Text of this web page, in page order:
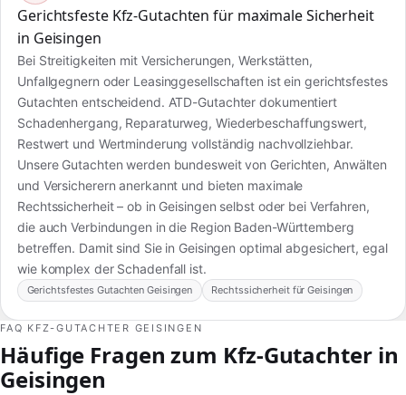
Gerichtsfeste Kfz-Gutachten für maximale Sicherheit
in Geisingen
Bei Streitigkeiten mit Versicherungen, Werkstätten,
Unfallgegnern oder Leasinggesellschaften ist ein gerichtsfestes
Gutachten entscheidend. ATD-Gutachter dokumentiert
Schadenhergang, Reparaturweg, Wiederbeschaffungswert,
Restwert und Wertminderung vollständig nachvollziehbar.
Unsere Gutachten werden bundesweit von Gerichten, Anwälten
und Versicherern anerkannt und bieten maximale
Rechtssicherheit – ob in Geisingen selbst oder bei Verfahren,
die auch Verbindungen in die Region Baden-Württemberg
betreffen. Damit sind Sie in Geisingen optimal abgesichert, egal
wie komplex der Schadenfall ist.
Gerichtsfestes Gutachten Geisingen Rechtssicherheit für Geisingen
FAQ KFZ-GUTACHTER GEISINGEN
Häufige Fragen zum Kfz-Gutachter in
Geisingen